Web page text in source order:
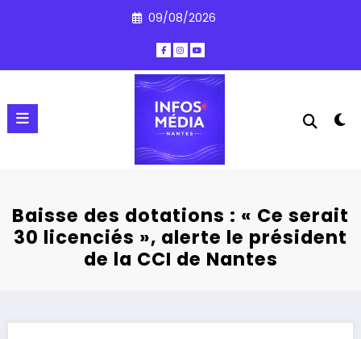
09/08/2026
Baisse des dotations : « Ce serait
30 licenciés », alerte le président
de la CCI de Nantes